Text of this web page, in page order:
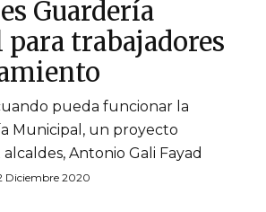
Guardería
trabajadores
pueda funcionar la
Municipal, un proyecto
Antonio Gali Fayad
Diciembre 2020